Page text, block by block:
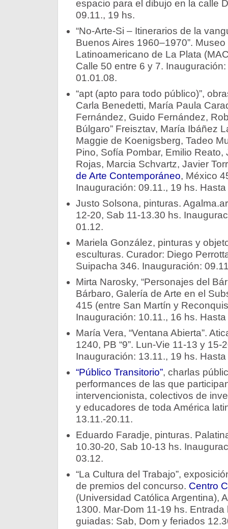
espacio para el dibujo en la calle
09.11., 19 hs.
“No-Arte-Si – Itinerarios de la
Buenos Aires 1960–1970”.
Latinoamericano de La Plata
Calle 50 entre 6 y 7.
01.01.08.
“apt (apto para todo público)”,
Carla Benedetti, María Paula
Fernández, Guido Fernández,
Búlgaro” Freisztav, María Ibáñez
Maggie de Koenigsberg, Tadeo
Pino, Sofía Pombar, Emilio Reato,
Rojas, Marcia Schvartz, Javier
de Arte Contemporáneo, México
Inauguración: 09.11., 19 hs.
Justo Solsona, pinturas.
12-20, Sab 11-13.30 hs.
01.12.
Mariela González, pinturas y
esculturas. Curador: Diego
Suipacha 346. Inauguración:
Mirta Narosky, “Personajes del
Bárbaro, Galería de Arte en el
415 (entre San Martín y
Inauguración: 10.11., 16 hs.
María Vera, “Ventana Abierta”.
1240, PB “9”. Lun-Vie 11-13 y 15-
Inauguración: 13.11., 19 hs.
“Público Transitorio”, charlas
performances de las que
intervencionista, colectivos de
y educadores de toda América
13.11.-20.11.
Eduardo Faradje, pinturas.
10.30-20, Sab 10-13 hs.
03.12.
“La Cultura del Trabajo”,
de premios del concurso. Centro
(Universidad Católica Argentina),
1300. Mar-Dom 11-19 hs.
guiadas: Sab, Dom y feriados